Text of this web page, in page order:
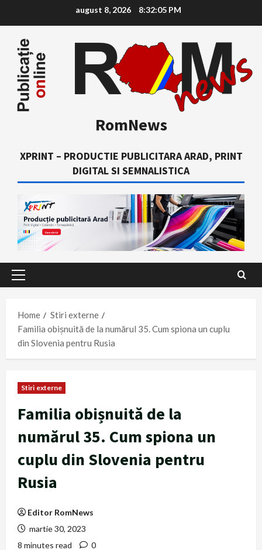
content
august 8, 2026 8:32:06 PM
RomNews
XPRINT – PRODUCTIE PUBLICITARA ARAD, PRINT
DIGITAL SI SEMNALISTICA
Primary
Home
Stiri externe
Familia obișnuită de la numărul 35. Cum spiona un cuplu
din Slovenia pentru Rusia
Stiri externe
Familia obișnuită de la
numărul 35. Cum spiona un
cuplu din Slovenia pentru
Rusia
Editor RomNews
martie 30, 2023
8 minutes read
0